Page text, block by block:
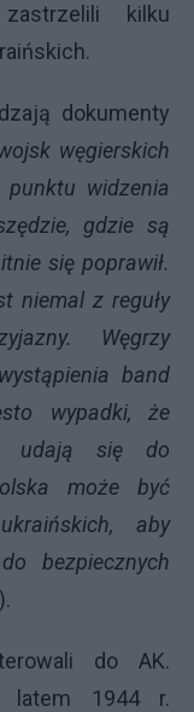
kilku
dokumenty
węgierskich
punktu widzenia
gdzie są
się poprawił.
niemal z reguły
Węgrzy
band
wypadki, że
udają się do
może być
aby
bezpiecznych
do AK.
latem 1944 r.